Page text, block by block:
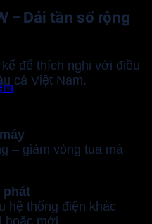
– Dải tần số rộng
để thích nghi với điều
cá Việt Nam.
– giảm vòng tua mà
phát
hệ thống điện khác